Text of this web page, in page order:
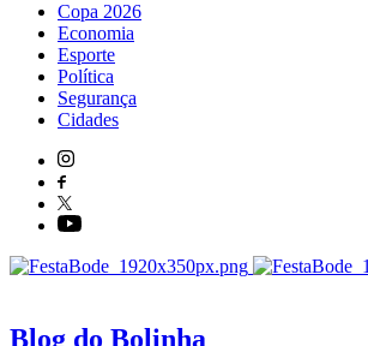
Copa 2026
Economia
Esporte
Política
Segurança
Cidades
Blog do Bolinha